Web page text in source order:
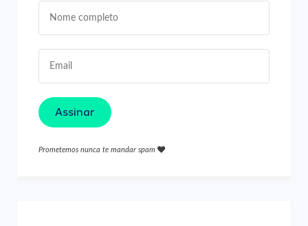
Assinar
Prometemos nunca te mandar spam